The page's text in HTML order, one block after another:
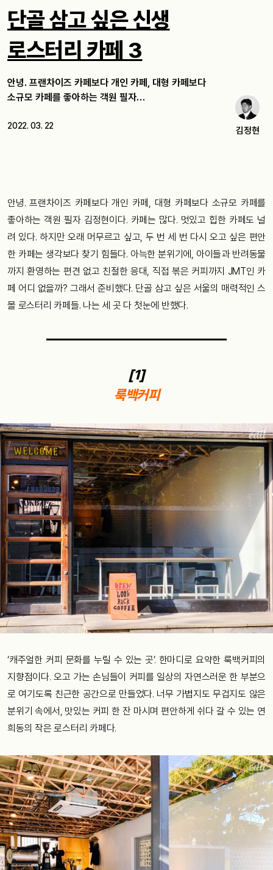
단골 삼고 싶은 신생
로스터리 카페 3
안녕. 프랜차이즈 카페보다 개인 카페, 대형 카페보다
소규모 카페를 좋아하는 객원 필자…
2022. 03. 22 김정현
안녕. 프랜차이즈 카페보다 개인 카페, 대형 카페보다 소규모 카페를
좋아하는 객원 필자 김정현이다. 카페는 많다. 멋있고 힙한 카페도 널
려 있다. 하지만 오래 머무르고 싶고, 두 번 세 번 다시 오고 싶은 편안
한 카페는 생각보다 찾기 힘들다. 아늑한 분위기에, 아이들과 반려동물
까지 환영하는 편견 없고 친절한 응대, 직접 볶은 커피까지 JMT인 카
페 어디 없을까? 그래서 준비했다. 단골 삼고 싶은 서울의 매력적인 스
몰 로스터리 카페들. 나는 세 곳 다 첫눈에 반했다.
[1]
룩백커피
‘캐주얼한 커피 문화를 누릴 수 있는 곳’. 한마디로 요약한 룩백커피의
지향점이다. 오고 가는 손님들이 커피를 일상의 자연스러운 한 부분으
로 여기도록 친근한 공간으로 만들었다. 너무 가볍지도 무겁지도 않은
분위기 속에서, 맛있는 커피 한 잔 마시며 편안하게 쉬다 갈 수 있는 연
희동의 작은 로스터리 카페다.